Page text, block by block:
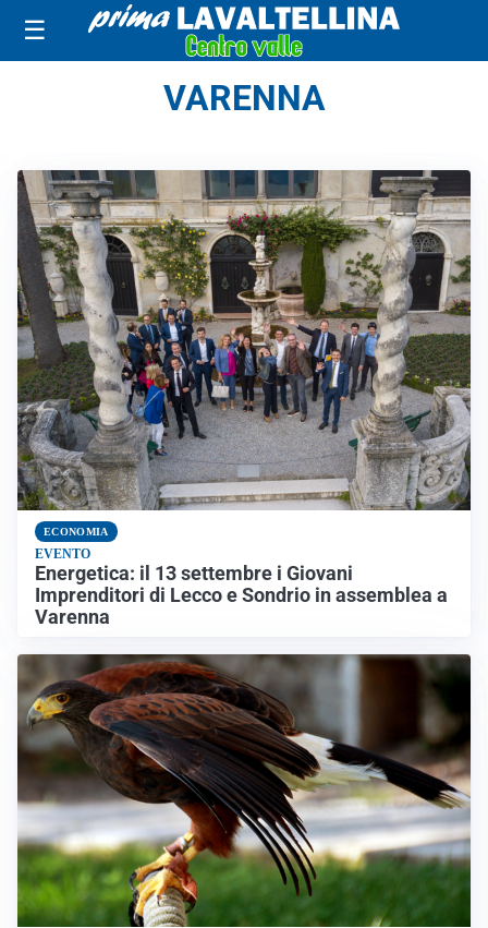
☰
VARENNA
ECONOMIA
EVENTO
Energetica: il 13 settembre i Giovani
Imprenditori di Lecco e Sondrio in assemblea a
Varenna